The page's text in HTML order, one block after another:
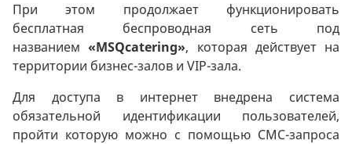
При этом продолжает функционировать
бесплатная беспроводная сеть под
названием«MSQсatering», которая действует на
территории бизнес-залов и VIP-зала.
Для доступа в интернет внедрена система
обязательной идентификации пользователей,
пройти которую можно с помощью СМС-запроса